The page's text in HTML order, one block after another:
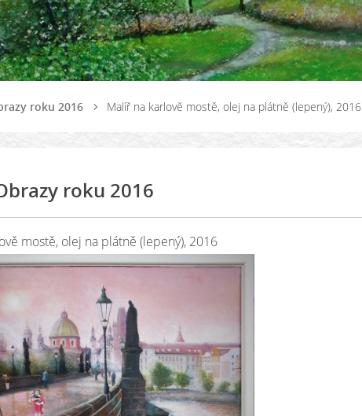
roku 2016 Malíř na karlově mostě, olej na plátně (lepený), 2016
roku 2016
mostě, olej na plátně (lepený), 2016